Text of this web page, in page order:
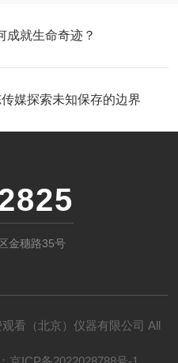
成就生命奇迹？
媒探索未知保存的边界
金穗路35号
看（北京）仪器有限公司 All